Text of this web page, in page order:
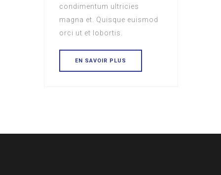
condimentum ultricies
magna et. Quisque euismod
orci ut et lobortis.
EN SAVOIR PLUS